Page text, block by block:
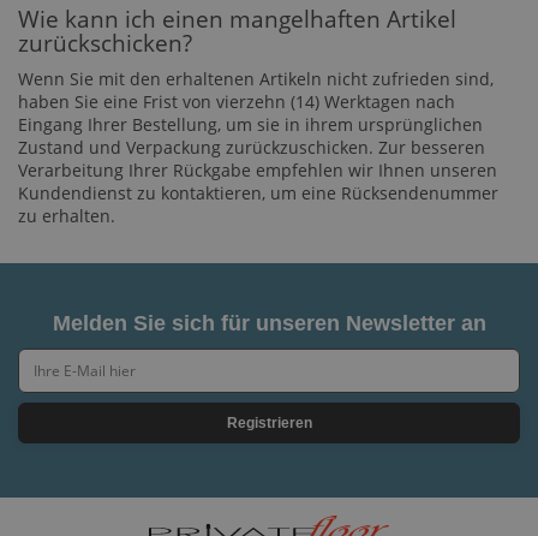
Wie kann ich einen mangelhaften Artikel
zurückschicken?
Wenn Sie mit den erhaltenen Artikeln nicht zufrieden sind,
haben Sie eine Frist von vierzehn (14) Werktagen nach
Eingang Ihrer Bestellung, um sie in ihrem ursprünglichen
Zustand und Verpackung zurückzuschicken. Zur besseren
Verarbeitung Ihrer Rückgabe empfehlen wir Ihnen unseren
Kundendienst zu kontaktieren, um eine Rücksendenummer
zu erhalten.
Melden Sie sich für unseren Newsletter an
Registrieren